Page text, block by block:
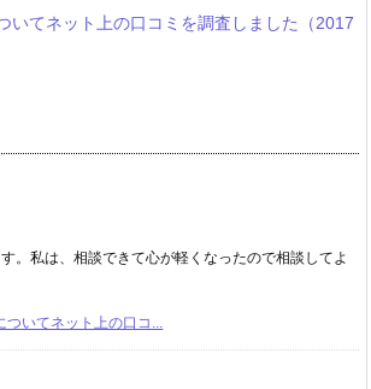
いてネット上の口コミを調査しました（2017
。私は、相談できて心が軽くなったので相談してよ
ついてネット上の口コ...